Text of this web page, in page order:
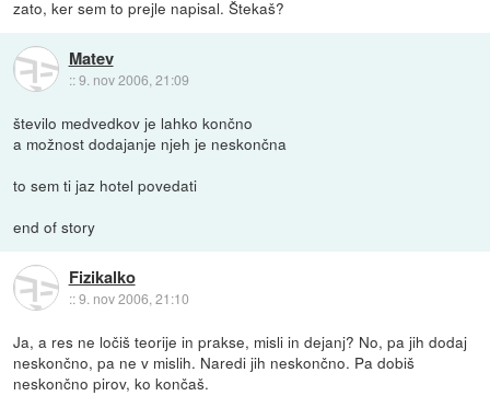
zato, ker sem to prejle napisal. Štekaš?
Matev
::9. nov 2006, 21:09
število medvedkov je lahko končno
a možnost dodajanje njeh je neskončna
to sem ti jaz hotel povedati
end of story
Fizikalko
::9. nov 2006, 21:10
Ja, a res ne ločiš teorije in prakse, misli in dejanj? No, pa jih dodaj
neskončno, pa ne v mislih. Naredi jih neskončno. Pa dobiš
neskončno pirov, ko končaš.